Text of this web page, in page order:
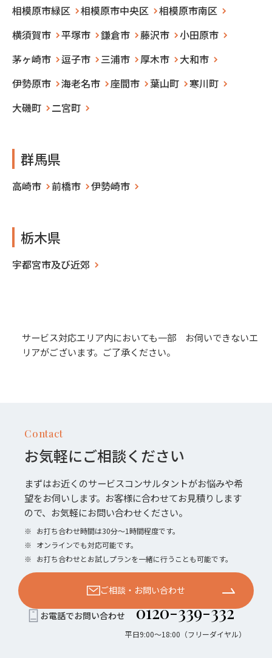
相模原市緑区
相模原市中央区
相模原市南区
横須賀市
平塚市 鎌倉市 藤沢市
小田原市
茅ヶ崎市
逗子市 三浦市 厚木市
大和市
伊勢原市
海老名市 座間市 葉山町
寒川町
大磯町
二宮町
群馬県
高崎市 前橋市 伊勢崎市
栃木県
宇都宮市及び近郊
サービス対応エリア内においても一部 お伺いできないエ
リアがございます。ご了承ください。
Contact
お気軽にご相談ください
まずはお近くのサービスコンサルタントがお悩みや希
望をお伺いします。お客様に合わせてお見積りします
ので、お気軽にお問い合わせください。
※ お打ち合わせ時間は30分〜1時間程度です。
※ オンラインでも対応可能です。
※ お打ち合わせとお試しプランを一緒に行うことも可能です。
ご相談・お問い合わせ
お電話でお問い合わせ 0120-339-332
平日9:00〜18:00（フリーダイヤル）